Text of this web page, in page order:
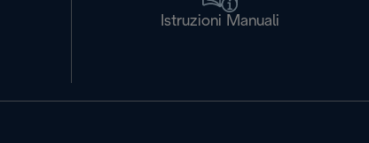
Istruzioni Manuali